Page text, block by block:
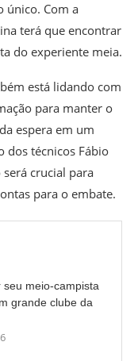
único. Com a
terá que encontrar
do experiente meia.
está lidando com
para manter o
espera em um
dos técnicos Fábio
crucial para
para o embate.
meio-campista
grande clube da